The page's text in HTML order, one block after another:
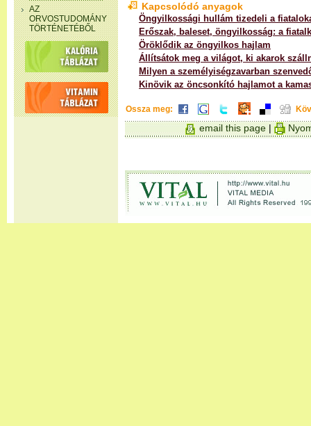
AZ
ORVOSTUDOMÁNY
TÖRTÉNETÉBŐL
Kapcsolódó anyagok
Öngyilkossági hullám tizedeli a
Erőszak, baleset, öngyilkosság: a
Öröklődik az öngyilkos hajlam
Állítsátok meg a világot, ki akarok
Milyen a személyiségzavarban
Kinövik az öncsonkító hajlamot a
Ossza meg:
email this page |